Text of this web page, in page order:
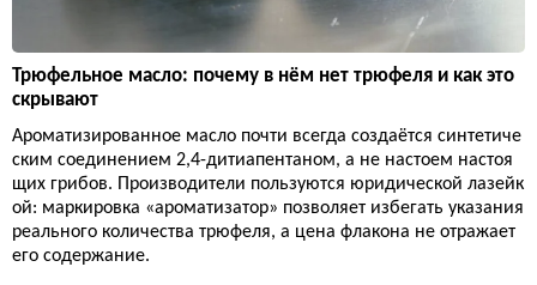
Трюфельное масло: почему в нём нет трюфеля и как это
скрывают
Ароматизированное масло почти всегда создаётся синтетиче
ским соединением 2,4-дитиапентаном, а не настоем настоя
щих грибов. Производители пользуются юридической лазейк
ой: маркировка «ароматизатор» позволяет избегать указания
реального количества трюфеля, а цена флакона не отражает
его содержание.